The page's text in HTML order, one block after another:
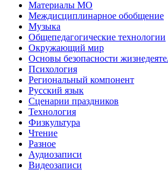
Материалы МО
Междисциплинарное обобщение
Музыка
Общепедагогические технологии
Окружающий мир
Основы безопасности
Психология
Региональный компонент
Русский язык
Сценарии праздников
Технология
Физкультура
Чтение
Разное
Аудиозаписи
Видеозаписи